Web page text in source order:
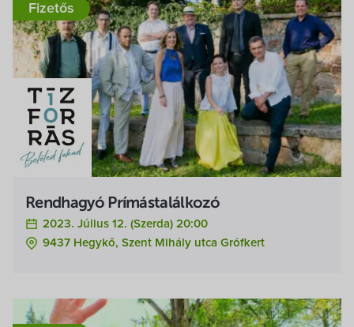
Fizetős
Rendhagyó Prímástalálkozó
2023. Július 12. (szerda) 20:00
9437 Hegykő, Szent Mihály utca Grófkert